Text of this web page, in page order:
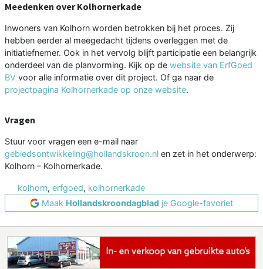
Meedenken over Kolhornerkade
Inwoners van Kolhorn worden betrokken bij het proces. Zij
hebben eerder al meegedacht tijdens overleggen met de
initiatiefnemer. Ook in het vervolg blijft participatie een belangrijk
onderdeel van de planvorming. Kijk op de website van ErfGoed
BV voor alle informatie over dit project. Of ga naar de
projectpagina Kolhornerkade op onze website.
Vragen
Stuur voor vragen een e-mail naar
gebiedsontwikkeling@hollandskroon.nl en zet in het onderwerp:
Kolhorn – Kolhornerkade.
kolhorn, erfgoed, kolhornerkade
Maak Hollandskroondagblad je Google-favoriet